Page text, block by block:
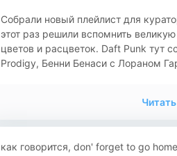
Собрали новый плейлист для
этот раз решили вспомнить
цветов и расцветок. Daft Punk тут
Prodigy, Бенни Бенаси с Лораном
как говорится, don' forget to go home